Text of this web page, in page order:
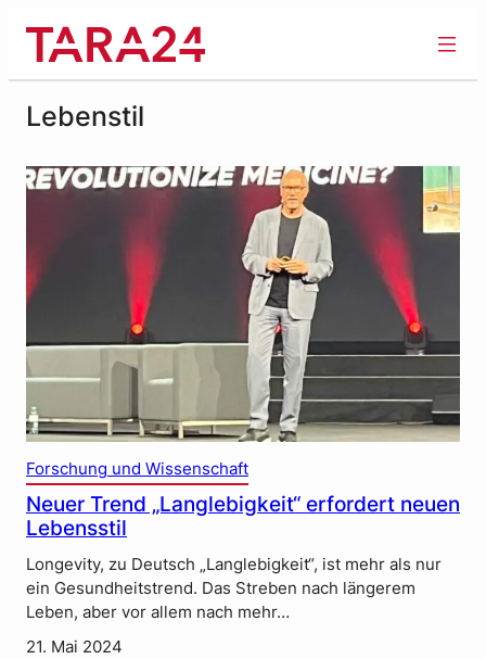
springen
Lebenstil
Forschung und Wissenschaft
Neuer Trend „Langlebigkeit“ erfordert neuen
Lebensstil
Longevity, zu Deutsch „Langlebigkeit“, ist mehr als nur
ein Gesundheitstrend. Das Streben nach längerem
Leben, aber vor allem nach mehr…
21. Mai 2024